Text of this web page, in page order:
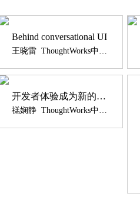
Behind conversational UI
王晓雷 ThoughtWorks中国区首席数据科学家
开发者体验成为新的差异化竞争优势
禚娴静 ThoughtWorks中国区首席咨询师